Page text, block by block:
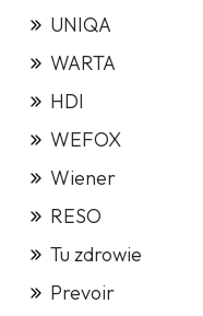
UNIQA
WARTA
HDI
WEFOX
Wiener
RESO
Tu zdrowie
Prevoir